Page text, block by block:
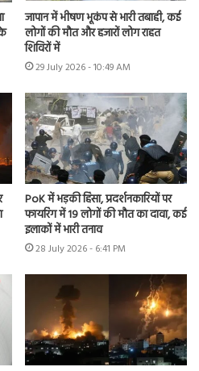
जापान में भीषण भूकंप से भारी तबाही, कई
लोगों की मौत और हजारों लोग राहत
शिविरों में
29 July 2026 - 10:49 AM
PoK में भड़की हिंसा, प्रदर्शनकारियों पर
फायरिंग में 19 लोगों की मौत का दावा, कई
इलाकों में भारी तनाव
28 July 2026 - 6:41 PM